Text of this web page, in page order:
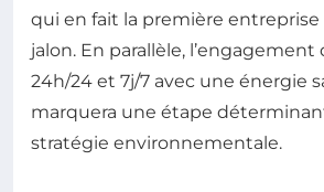
qui en fait la première
jalon. En parallèle,
24h/24 et 7j/7 avec une énergie
marquera une étape
stratégie environnementale.